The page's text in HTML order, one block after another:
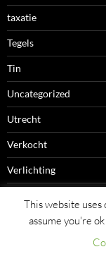
taxatie
Tegels
Tin
Uncategorized
Utrecht
Verkocht
Verlichting
Wijnglazen
This website
assume you're